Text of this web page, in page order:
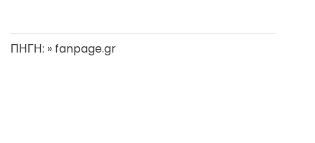
ΠΗΓΗ: » fanpage.gr